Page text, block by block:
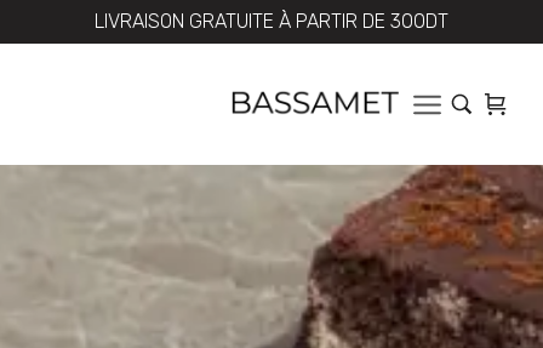
LIVRAISON GRATUITE À PARTIR DE 300DT